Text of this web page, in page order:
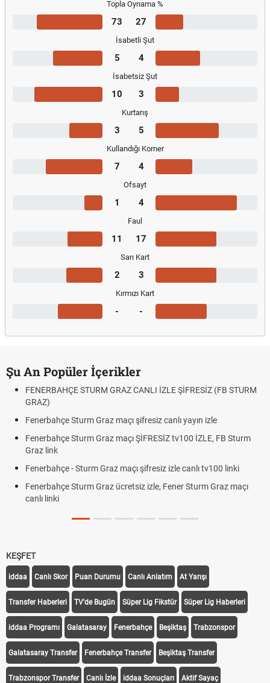
Topla Oynama %
73 27
İsabetli Şut
5 4
İsabetsiz Şut
10 3
Kurtarış
3 5
Kullandığı Korner
7 4
Ofsayt
1 4
Faul
11 17
Sarı Kart
2 3
Kırmızı Kart
- -
Şu An Popüler İçerikler
FENERBAHÇE STURM GRAZ CANLI İZLE ŞİFRESİZ (FB STURM
GRAZ)
Fenerbahçe Sturm Graz maçı şifresiz canlı yayın izle
Fenerbahçe Sturm Graz maçı ŞİFRESİZ tv100 İZLE, FB Sturm
Graz link
Fenerbahçe - Sturm Graz maçı şifresiz izle canlı tv100 linki
Fenerbahçe Sturm Graz ücretsiz izle, Fener Sturm Graz maçı
canlı linki
KEŞFET
iddaa Canlı Skor Puan Durumu Canlı Anlatım At Yarışı
Transfer Haberleri TV'de Bugün Süper Lig Fikstür Süper Lig Haberleri
iddaa Programı Galatasaray Fenerbahçe Beşiktaş Trabzonspor
Galatasaray Transfer Fenerbahçe Transfer Beşiktaş Transfer
Trabzonspor Transfer Canlı İzle iddaa Sonuçları Aktif Sayaç